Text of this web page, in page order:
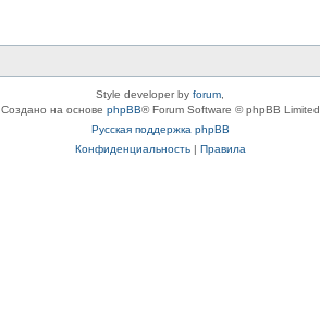
Style developer by forum
Создано на основе phpBB® Forum Software © phpBB Limited
Русская поддержка phpBB
Конфиденциальность| Правила